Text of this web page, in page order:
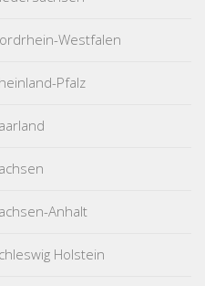
Westfalen
Pfalz
Anhalt
Holstein